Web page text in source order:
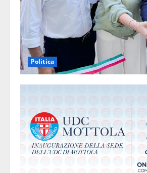
Politica